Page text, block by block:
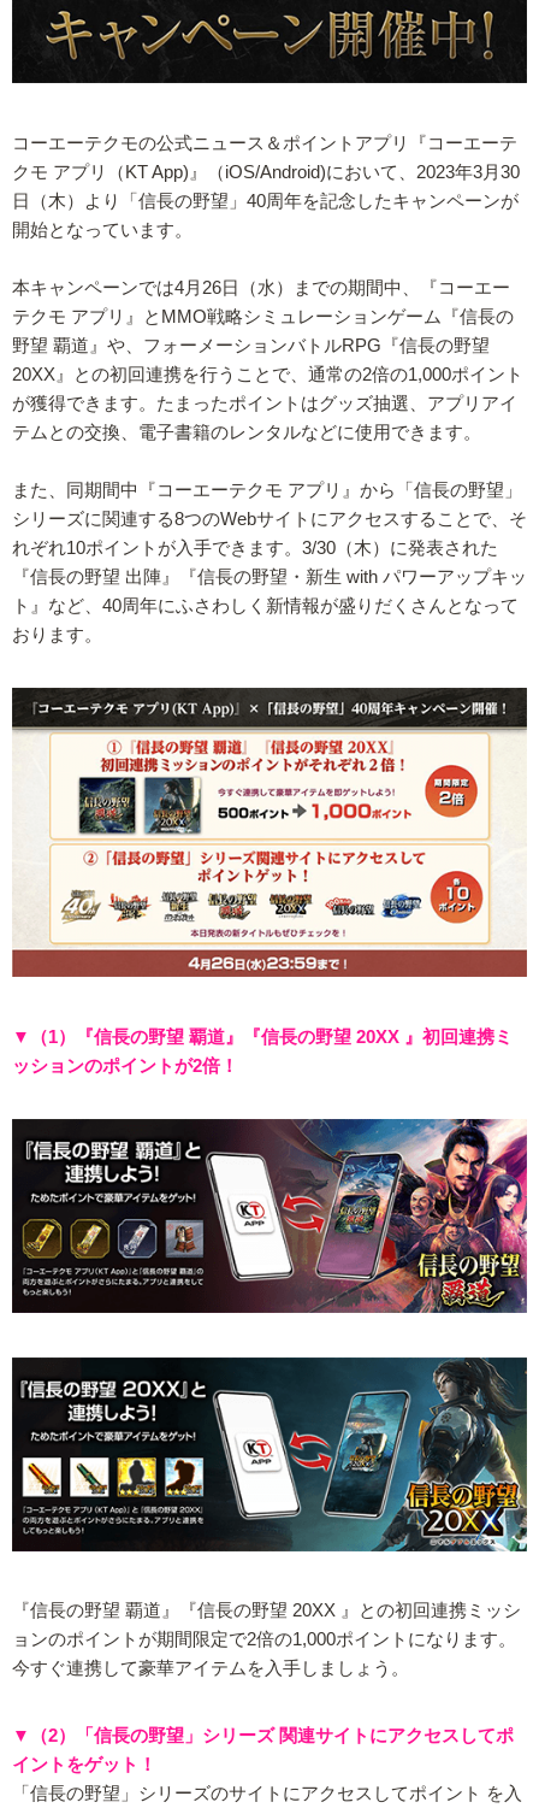
コーエーテクモの公式ニュース＆ポイントアプリ『コーエーテ
クモ アプリ（KT App)』（iOS/Android)において、2023年3月30
日（木）より「信長の野望」40周年を記念したキャンペーンが
開始となっています。
本キャンペーンでは4月26日（水）までの期間中、『コーエー
テクモ アプリ』とMMO戦略シミュレーションゲーム『信長の
野望 覇道』や、フォーメーションバトルRPG『信長の野望
20XX』との初回連携を行うことで、通常の2倍の1,000ポイント
が獲得できます。たまったポイントはグッズ抽選、アプリアイ
テムとの交換、電子書籍のレンタルなどに使用できます。
また、同期間中『コーエーテクモ アプリ』から「信長の野望」
シリーズに関連する8つのWebサイトにアクセスすることで、そ
れぞれ10ポイントが入手できます。3/30（木）に発表された
『信長の野望 出陣』『信長の野望・新生 with パワーアップキッ
ト』など、40周年にふさわしく新情報が盛りだくさんとなって
おります。
▼（1）『信長の野望 覇道』『信長の野望 20XX 』初回連携ミ
ッションのポイントが2倍！
『信長の野望 覇道』『信長の野望 20XX 』との初回連携ミッシ
ョンのポイントが期間限定で2倍の1,000ポイントになります。
今すぐ連携して豪華アイテムを入手しましょう。
▼（2）「信長の野望」シリーズ 関連サイトにアクセスしてポ
イントをゲット！
「信長の野望」シリーズのサイトにアクセスしてポイント を入